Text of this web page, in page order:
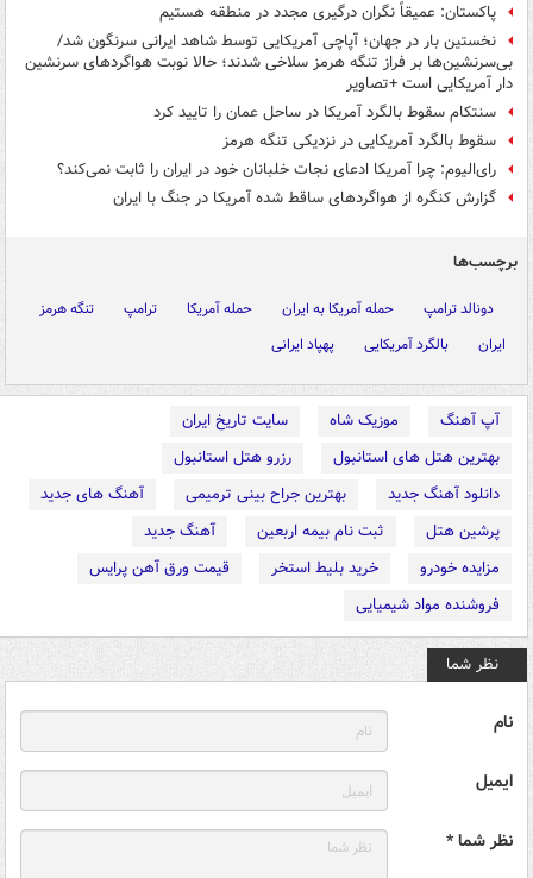
پاکستان: عمیقاً نگران درگیری‌ مجدد در منطقه هستیم
نخستین بار در جهان؛ آپاچی آمریکایی توسط شاهد ایرانی سرنگون شد/
بی‌سرنشین‌ها بر فراز تنگه هرمز سلاخی شدند؛ حالا نوبت هواگردهای سرنشین
دار آمریکایی است +تصاویر
سنتکام سقوط بالگرد آمریکا در ساحل عمان را تایید کرد
سقوط بالگرد آمریکایی در نزدیکی تنگه هرمز
رای‌الیوم: چرا آمریکا ادعای نجات خلبانان خود در ایران را ثابت نمی‌کند؟
گزارش کنگره از هواگردهای ساقط شده آمریکا در جنگ با ایران
برچسب‌ها
دونالد ترامپ حمله آمریکا به ایران حمله آمریکا ترامپ
تنگه هرمز
ایران
بالگرد آمریکایی پهپاد ایرانی
آپ آهنگ موزیک شاه
سایت تاریخ ایران
بهترین هتل های استانبول
رزرو هتل استانبول
دانلود آهنگ جدید
بهترین جراح بینی ترمیمی
آهنگ های جدید
پرشین هتل
ثبت نام بیمه اربعین
آهنگ جدید
مزایده خودرو
خرید بلیط استخر
قیمت ورق آهن پرایس
فروشنده مواد شیمیایی
نظر شما
نام
ایمیل
نظر شما *